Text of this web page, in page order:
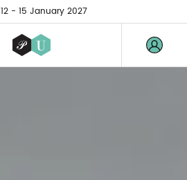
12 - 15 January 2027